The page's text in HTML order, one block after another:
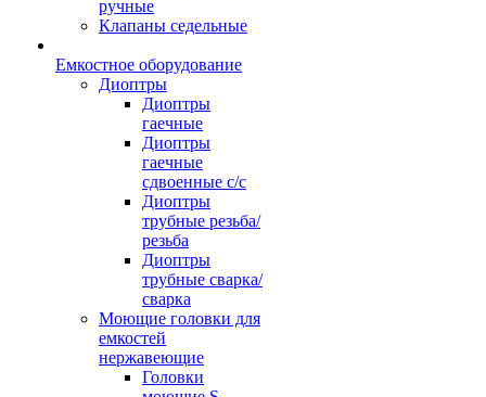
ручные
Клапаны седельные
Емкостное оборудование
Диоптры
Диоптры
гаечные
Диоптры
гаечные
сдвоенные c/c
Диоптры
трубные резьба/
резьба
Диоптры
трубные сварка/
сварка
Моющие головки для
емкостей
нержавеющие
Головки